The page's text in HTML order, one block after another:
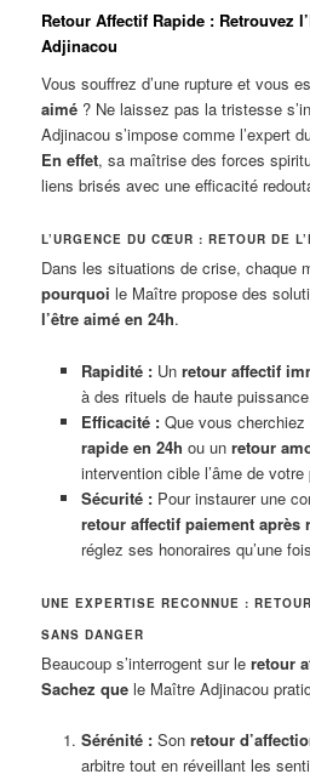
Retour Affectif Rapide : Retrouvez
Adjinacou
Vous souffrez d’une rupture et vous
aimé ? Ne laissez pas la tristesse
Adjinacou s’impose comme l’expert
En effet, sa maîtrise des forces
liens brisés avec une efficacité
L’URGENCE DU CŒUR : RETOUR DE
Dans les situations de crise, chaque
pourquoi le Maître propose des
l’être aimé en 24h.
Rapidité :Un retour affectif
à des rituels de haute
Efficacité :Que vous cherchiez
rapide en 24h ou un retour
intervention cible l’âme de votre
Sécurité :Pour instaurer une
retour affectif paiement après
réglez ses honoraires qu’une
UNE EXPERTISE RECONNUE :
SANS DANGER
Beaucoup s’interrogent sur leretour
Sachez que le Maître Adjinacou
Sérénité :Son retour
arbitre tout en réveillant les